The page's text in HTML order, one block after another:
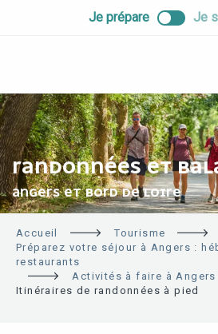
Je prépare Je
RANDONNÉES ET
ANGERS ET BORD DE LOIRE
Accueil
Tourisme
Préparez votre séjour à Angers :
restaurants
Activités à faire à Angers
Itinéraires de randonnées à pied